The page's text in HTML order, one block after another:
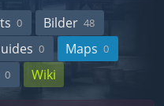
0 Bilder 48
0 Maps 0
0 Wiki